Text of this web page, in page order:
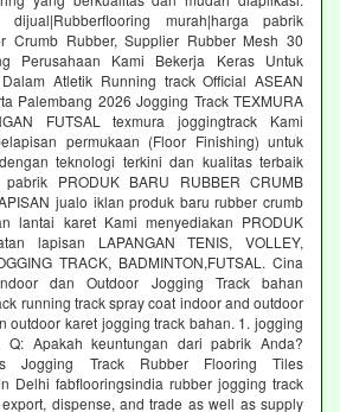
dijual|Rubberflooring murah|harga pabrik
Crumb Rubber, Supplier Rubber Mesh 30
Perusahaan Kami Bekerja Keras Untuk
Atletik Running track Official ASEAN
Palembang 2026 Jogging Track TEXMURA
FUTSAL texmura joggingtrack Kami
permukaan (Floor Finishing) untuk
teknologi terkini dan kualitas terbaik
PRODUK BARU RUBBER CRUMB
jualo iklan produk baru rubber crumb
lantai karet Kami menyediakan PRODUK
lapisan LAPANGAN TENIS, VOLLEY,
TRACK, BADMINTON,FUTSAL. Cina
dan Outdoor Jogging Track bahan
running track spray coat indoor and outdoor
outdoor karet jogging track bahan. 1. jogging
Q: Apakah keuntungan dari pabrik Anda?
Jogging Track Rubber Flooring Tiles
Delhi fabflooringsindia rubber jogging track
dispense, and trade as well as supply